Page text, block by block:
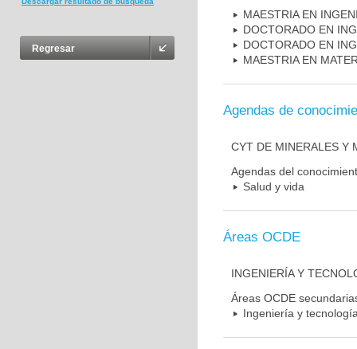
Regresar
MAESTRIA EN
DOCTORADO EN
DOCTORADO EN
MAESTRIA EN
Agendas de
CYT DE MINERALES Y
Agendas del
Salud y vida
Áreas OCDE
INGENIERÍA Y
Áreas OCDE
Ingeniería y